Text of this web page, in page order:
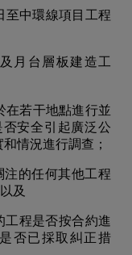
至中環線項目工程
月台層板建造工
在若干地點進行並
安全引起廣泛公
情況進行調查；
的任何其他工程
及
工程是否按合約進
否已採取糾正措